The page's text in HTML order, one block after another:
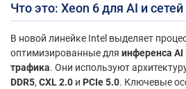
Что это: Xeon 6 для AI и сетей
В новой линейке Intel выделяет
оптимизированные для инференса AI
трафика. Они используют
DDR5, CXL 2.0 и PCIe 5.0. Ключевые